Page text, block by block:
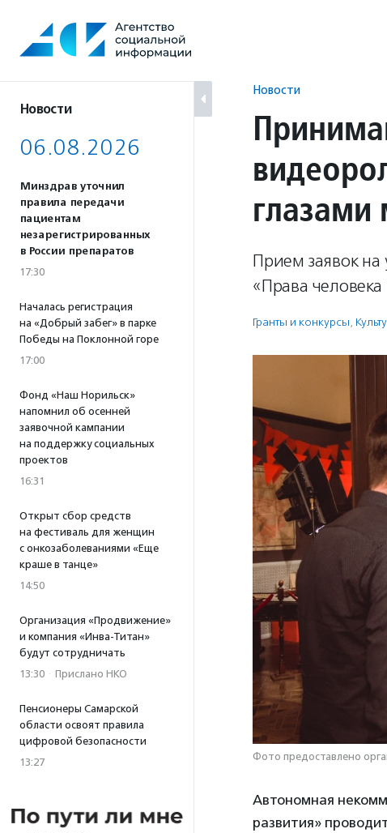
содержанию
Новости
06.08.2026
Минздрав уточнил
правила передачи
пациентам
незарегистрированных
в России препаратов
17:30
Началась регистрация
на «Добрый забег» в парке
Победы на Поклонной горе
17:00
Фонд «Наш Норильск»
напомнил об осенней
заявочной кампании
на поддержку социальных
проектов
16:31
Открыт сбор средств
на фестиваль для женщин
с онкозаболеваниями «Еще
краше в танце»
14:50
Организация «Продвижение»
и компания «Инва-Титан»
будут сотрудничать
13:30 · Прислано НКО
Пенсионеры Самарской
области освоят правила
цифровой безопасности
13:27
Новости
Прием заявок на
«Права
Гранты и конкурсы,
Фото предоставлено
Автономная
развития»